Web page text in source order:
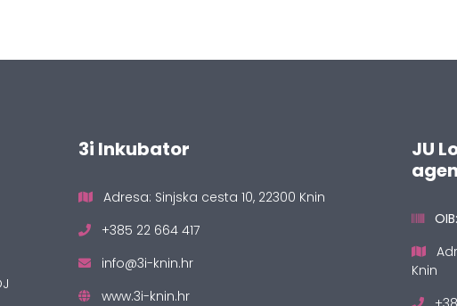
3i Inkubator
Adresa: Sinjska cesta 10, 22300 Knin
+385 22 664 417
info@3i-knin.hr
www.3i-knin.hr
JU
OIB:
Knin